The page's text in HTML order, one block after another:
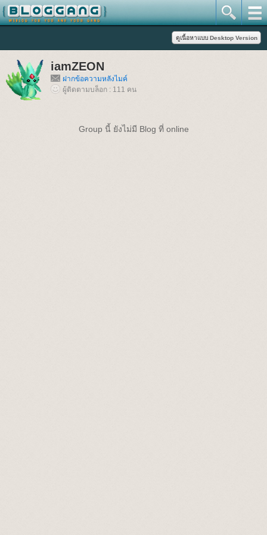
iamZEON
ฝากข้อความหลังไมค์
ผู้ติดตามบล็อก : 111 คน
Group นี้ ยังไม่มี Blog ที่ online